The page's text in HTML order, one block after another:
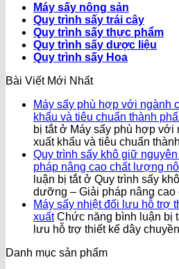
Máy sấy nông sản
Quy trình sấy trái cây
Quy trình sấy thực phẩm
Quy trình sấy dược liệu
Quy trình sấy Hoa
Bài Viết Mới Nhất
Máy sấy phù hợp với ngành
khẩu và tiêu chuẩn thành
bị tắtở Máy sấy phù hợp với
xuất khẩu và tiêu chuẩn
Quy trình sấy khô giữ
pháp nâng cao chất lượng
luận bị tắtở Quy trình sấy
dưỡng – Giải pháp nâng
Máy sấy nhiệt đối lưu hỗ trợ
xuất Chức năng bình luận bị
lưu hỗ trợ thiết kế dây
Danh mục sản phẩm